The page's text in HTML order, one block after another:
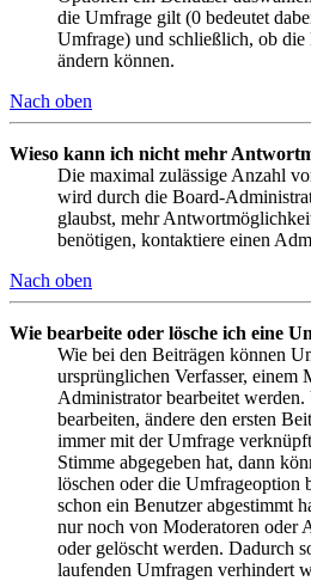
die Umfrage gilt (0 bedeutet
Umfrage) und schließlich, ob die
ändern können.
Nach oben
Wieso kann ich nicht mehr
Die maximal zulässige Anzahl
wird durch die Board-
glaubst, mehr
benötigen, kontaktiere einen
Nach oben
Wie bearbeite oder lösche ich eine
Wie bei den Beiträgen können
ursprünglichen Verfasser, einem
Administrator bearbeitet
bearbeiten, ändere den ersten
immer mit der Umfrage
Stimme abgegeben hat, dann
löschen oder die Umfrageoption
schon ein Benutzer abgestimmt
nur noch von Moderatoren oder
oder gelöscht werden. Dadurch
laufenden Umfragen verhindert